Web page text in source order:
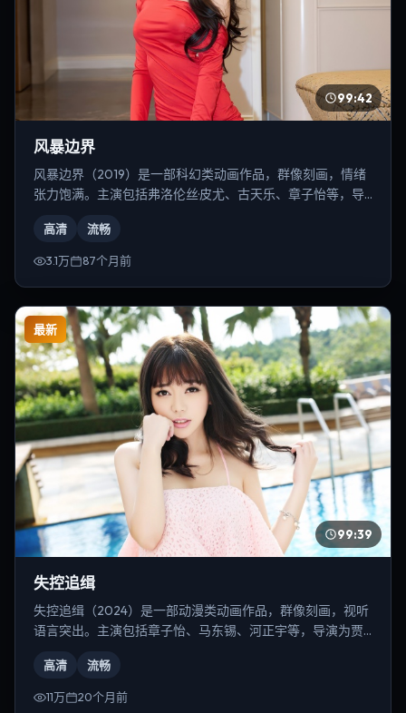
99:42
风暴边界
风暴边界（2019）是一部科幻类动画作品，群像刻画，情绪
张力饱满。主演包括弗洛伦丝·皮尤、古天乐、章子怡等，导
高清 流畅
3.1万 87个月前
最新
99:39
失控追缉
失控追缉（2024）是一部动漫类动画作品，群像刻画，视听
语言突出。主演包括章子怡、马东锡、河正宇等，导演为贾
高清 流畅
11万 20个月前